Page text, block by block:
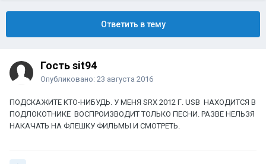
Ответить в тему
Гость sit94
Опубликовано: 23 августа 2016
ПОДСКАЖИТЕ КТО-НИБУДЬ. У МЕНЯ SRX 2012 Г. USB НАХОДИТСЯ В
ПОДЛОКОТНИКЕ ВОСПРОИЗВОДИТ ТОЛЬКО ПЕСНИ. РАЗВЕ НЕЛЬЗЯ
НАКАЧАТЬ НА ФЛЕШКУ ФИЛЬМЫ И СМОТРЕТЬ.